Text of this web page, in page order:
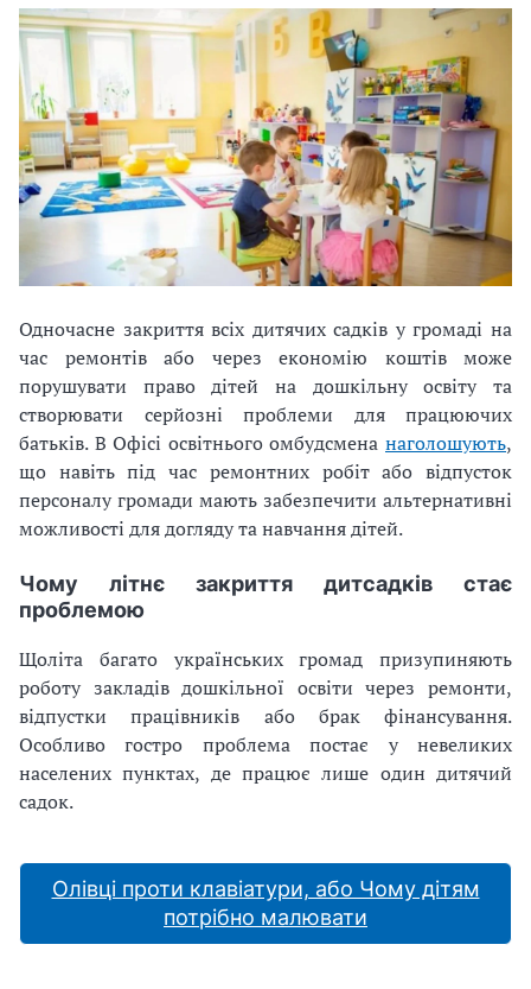
Одночасне закриття всіх дитячих садків у громаді на
час ремонтів або через економію коштів може
порушувати право дітей на дошкільну освіту та
створювати серйозні проблеми для працюючих
батьків. В Офісі освітнього омбудсмена наголошують,
що навіть під час ремонтних робіт або відпусток
персоналу громади мають забезпечити альтернативні
можливості для догляду та навчання дітей.
Чому літнє закриття дитсадків стає
проблемою
Щоліта багато українських громад призупиняють
роботу закладів дошкільної освіти через ремонти,
відпустки працівників або брак фінансування.
Особливо гостро проблема постає у невеликих
населених пунктах, де працює лише один дитячий
садок.
Олівці проти клавіатури, або Чому дітям
потрібно малювати